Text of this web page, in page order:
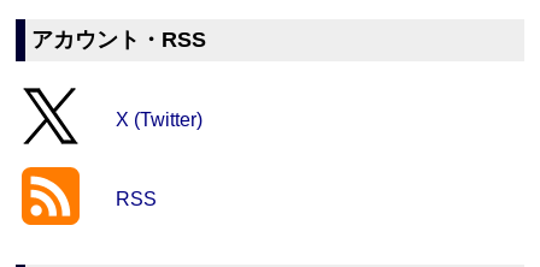
アカウント・RSS
X (Twitter)
RSS